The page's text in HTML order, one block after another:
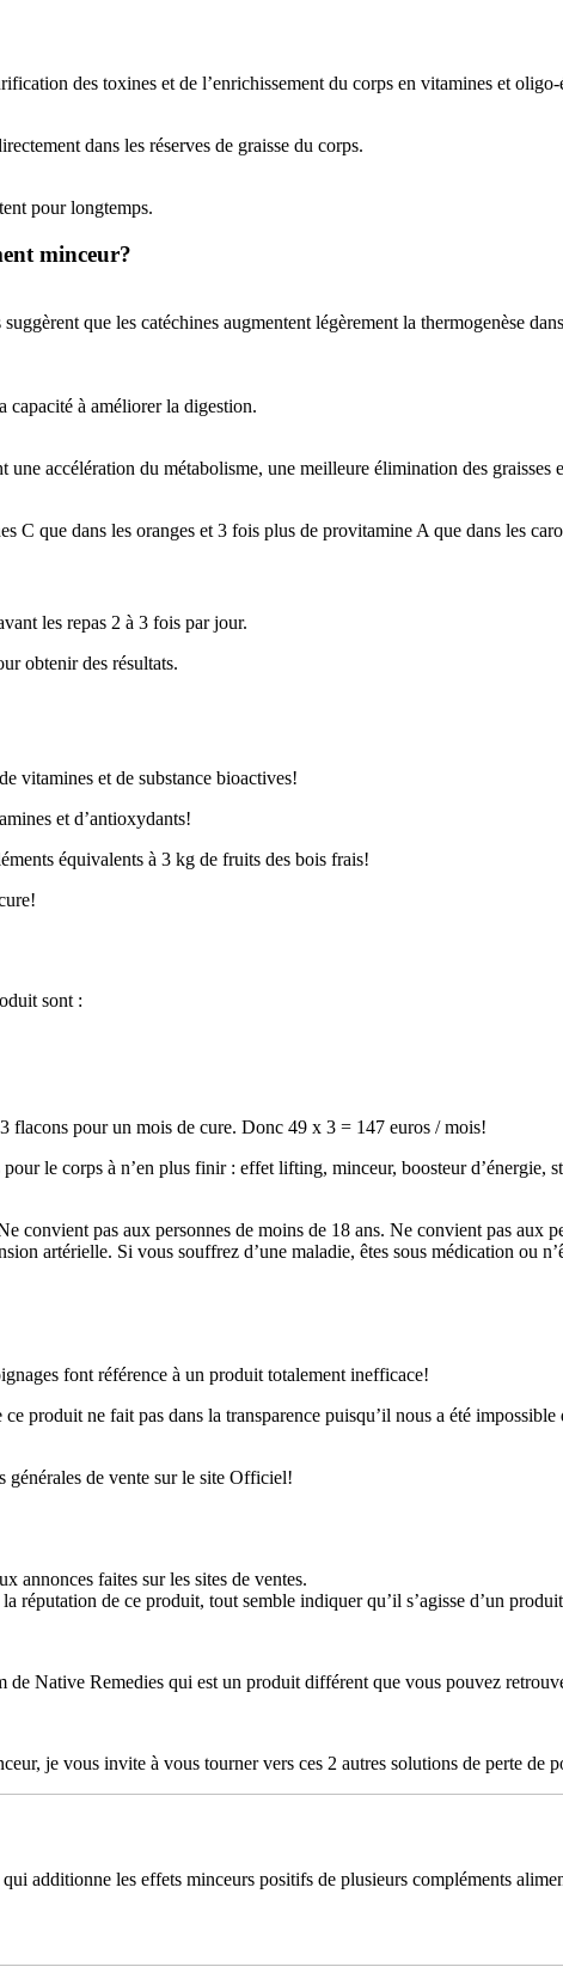
des toxines et de l’enrichissement du corps en vitamines et oligo-
dans les réserves de graisse du corps.
pour longtemps.
minceur?
que les catéchines augmentent légèrement la thermogenèse
capacité à améliorer la digestion.
accélération du métabolisme, une meilleure élimination des
C que dans les oranges et 3 fois plus de provitamine A que dans les
les repas 2 à 3 fois par jour.
obtenir des résultats.
vitamines et de substance bioactives!
et d’antioxydants!
équivalents à 3 kg de fruits des bois frais!
sont :
flacons pour un mois de cure. Donc 49 x 3 = 147 euros / mois!
le corps à n’en plus finir : effet lifting, minceur, boosteur
convient pas aux personnes de moins de 18 ans. Ne convient pas aux
artérielle. Si vous souffrez d’une maladie, êtes sous médication ou
font référence à un produit totalement inefficace!
produit ne fait pas dans la transparence puisqu’il nous a été
générales de vente sur le site Officiel!
annonces faites sur les sites de ventes.
réputation de ce produit, tout semble indiquer qu’il s’agisse d’un
Native Remedies qui est un produit différent que vous pouvez
je vous invite à vous tourner vers ces 2 autres solutions de perte
additionne les effets minceurs positifs de plusieurs compléments